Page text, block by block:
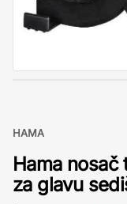
HAMA
Hama nosač
za glavu